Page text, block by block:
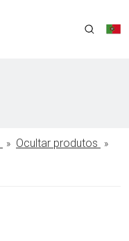
» Ocultar produtos »